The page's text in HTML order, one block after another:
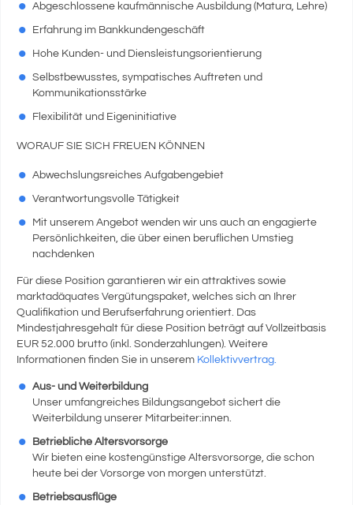
Abgeschlossene kaufmännische Ausbildung (Matura, Lehre)
Erfahrung im Bankkundengeschäft
Hohe Kunden- und Diensleistungsorientierung
Selbstbewusstes, sympatisches Auftreten und
Kommunikationsstärke
Flexibilität und Eigeninitiative
WORAUF SIE SICH FREUEN KÖNNEN
Abwechslungsreiches Aufgabengebiet
Verantwortungsvolle Tätigkeit
Mit unserem Angebot wenden wir uns auch an engagierte
Persönlichkeiten, die über einen beruflichen Umstieg
nachdenken
Für diese Position garantieren wir ein attraktives sowie
marktadäquates Vergütungspaket, welches sich an Ihrer
Qualifikation und Berufserfahrung orientiert. Das
Mindestjahresgehalt für diese Position beträgt auf Vollzeitbasis
EUR 52.000 brutto (inkl. Sonderzahlungen). Weitere
Informationen finden Sie in unserem Kollektivvertrag.
Aus- und Weiterbildung
Unser umfangreiches Bildungsangebot sichert die
Weiterbildung unserer Mitarbeiter:innen.
Betriebliche Altersvorsorge
Wir bieten eine kostengünstige Altersvorsorge, die schon
heute bei der Vorsorge von morgen unterstützt.
Betriebsausflüge